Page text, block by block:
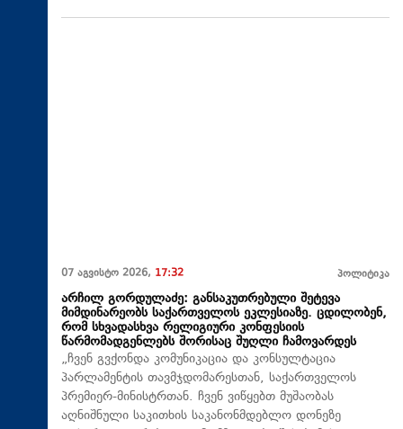
07 აგვისტო 2026, 17:32 პოლიტიკა
არჩილ გორდულაძე: განსაკუთრებული შეტევა
მიმდინარეობს საქართველოს ეკლესიაზე. ცდილობენ,
რომ სხვადასხვა რელიგიური კონფესიის
წარმომადგენლებს შორისაც შუღლი ჩამოვარდეს
„ჩვენ გვქონდა კომუნიკაცია და კონსულტაცია
პარლამენტის თავმჯდომარესთან, საქართველოს
პრემიერ-მინისტრთან. ჩვენ ვიწყებთ მუშაობას
აღნიშნული საკითხის საკანონმდებლო დონეზე